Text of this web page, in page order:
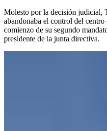
Molesto por la decisión judicial,
abandonaba el control del
comienzo de su segundo
presidente de la junta directiva.